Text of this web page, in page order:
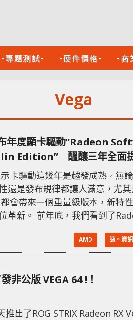
-專題測試- -硬件價格- -商
Vega
年度顯卡驅動“Radeon
Edition” 醞釀三年全面
卡驅動這幾年是越發成熟，無
還是發布規律都讓人滿意，尤
會帶來一個重量級版本，新特
我們看到了Radeon
Software Crimson ReLive
迎來Radeon Software
AMD 速。資訊
非公版 VEGA 64 !！
推出了ROG STRIX Radeon RX